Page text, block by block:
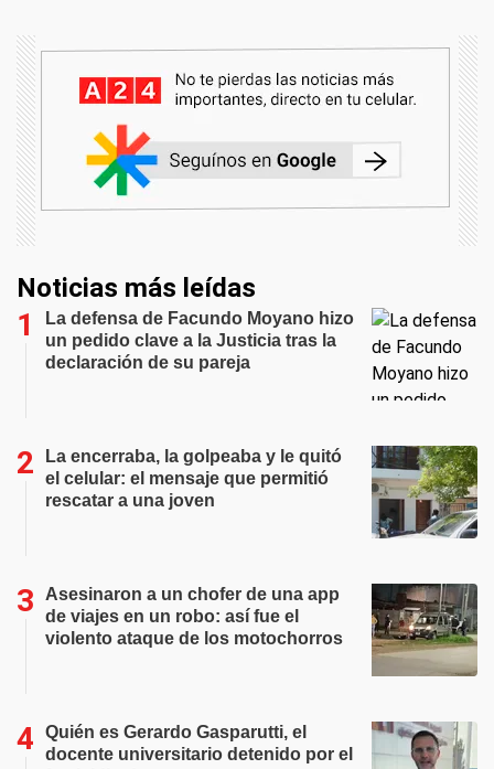
Noticias más leídas
La defensa de Facundo Moyano hizo
un pedido clave a la Justicia tras la
declaración de su pareja
La encerraba, la golpeaba y le quitó
el celular: el mensaje que permitió
rescatar a una joven
Asesinaron a un chofer de una app
de viajes en un robo: así fue el
violento ataque de los motochorros
Quién es Gerardo Gasparutti, el
docente universitario detenido por el